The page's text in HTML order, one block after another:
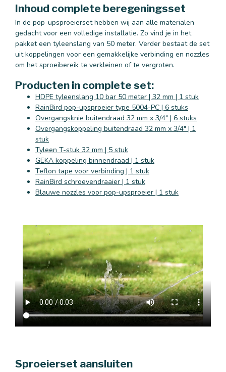
Inhoud complete beregeningsset
In de pop-upsproeierset hebben wij aan alle materialen
gedacht voor een volledige installatie. Zo vind je in het
pakket een tyleenslang van 50 meter. Verder bestaat de set
uit koppelingen voor een gemakkelijke verbinding en nozzles
om het sproeibereik te verkleinen of te vergroten.
Producten in complete set:
HDPE tyleenslang 10 bar 50 meter | 32 mm | 1 stuk
RainBird pop-upsproeier type 5004-PC | 6 stuks
Overgangsknie buitendraad 32 mm x 3/4" | 6 stuks
Overgangskoppeling buitendraad 32 mm x 3/4" | 1
stuk
Tyleen T-stuk 32 mm | 5 stuk
GEKA koppeling binnendraad | 1 stuk
Teflon tape voor verbinding | 1 stuk
RainBird schroevendraaier | 1 stuk
Blauwe nozzles voor pop-upsproeier | 1 stuk
Sproeierset aansluiten